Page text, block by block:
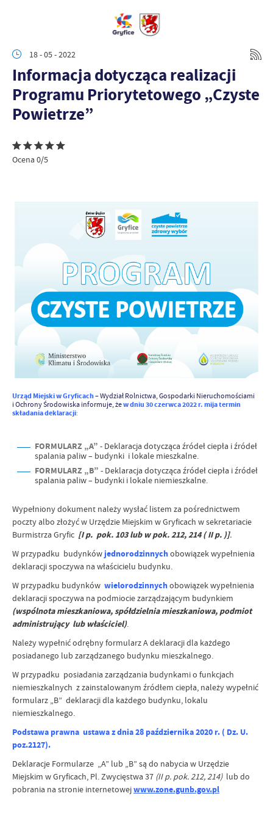
18 - 05 - 2022
Informacja dotycząca realizacji
Programu Priorytetowego „Czyste
Powietrze”
Ocena 0/5
Urząd Miejski w Gryficach– Wydział Rolnictwa, Gospodarki Nieruchomościami
i Ochrony Środowiska informuje, żew dniu 30 czerwca 2022 r.mija termin
składania deklaracji:
FORMULARZ „A” - Deklaracja dotycząca źródeł ciepła i źródeł
spalania paliw – budynki i lokale mieszkalne.
FORMULARZ „B” - Deklaracja dotycząca źródeł ciepła i źródeł
spalania paliw – budynki i lokale niemieszkalne.
Wypełniony dokument należy wysłać listem za pośrednictwem
poczty albo złożyć w Urzędzie Miejskim w Gryficach w sekretariacie
Burmistrza Gryfic [I p. pok. 103 lub w pok. 212, 214 ( II p. )].
W przypadku budynkówjednorodzinnychobowiązek wypełnienia
deklaracji spoczywa na właścicielu budynku.
W przypadku budynków wielorodzinnychobowiązek wypełnienia
deklaracji spoczywa na podmiocie zarządzającym budynkiem
(wspólnota mieszkaniowa, spółdzielnia mieszkaniowa, podmiot
administrujący lub właściciel).
Należy wypełnić odrębny formularz A deklaracji dla każdego
posiadanego lub zarządzanego budynku mieszkalnego.
W przypadku posiadania zarządzania budynkami o funkcjach
niemieszkalnych z zainstalowanym źródłem ciepła, należy wypełnić
formularz „B” deklaracji dla każdego budynku, lokalu
niemieszkalnego.
Podstawa prawna ustawa z dnia 28 października 2020 r. ( Dz. U.
poz.2127).
Deklaracje Formularze „A” lub „B” są do nabycia w Urzędzie
Miejskim w Gryficach, Pl. Zwycięstwa 37 (II p. pok. 212, 214) lub do
pobrania na stronie internetowejwww.zone.gunb.gov.pl